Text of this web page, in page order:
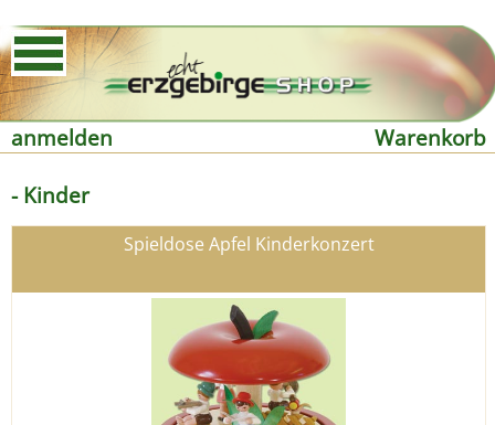
anmelden
Warenkorb
- Kinder
Spieldose Apfel Kinderkonzert